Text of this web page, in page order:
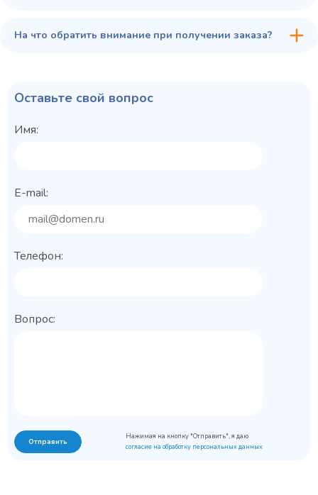
На что обратить внимание при получении заказа?
Оставьте свой вопрос
Имя:
E-mail:
Телефон:
Вопрос:
Отправить
Нажимая на кнопку "Отправить", я даю
согласие на обработку персональных данных